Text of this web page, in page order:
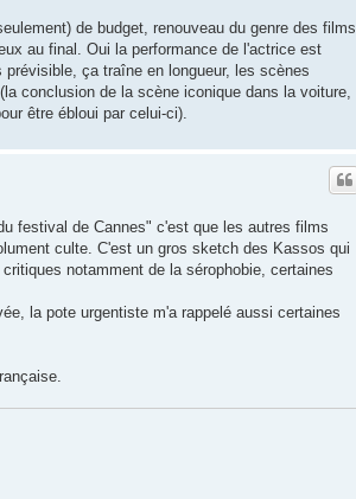
de budget, renouveau du genre des films
au final. Oui la performance de l'actrice est
ça traîne en longueur, les scènes
conclusion de la scène iconique dans la voiture,
être ébloui par celui-ci).
festival de Cannes" c'est que les autres films
culte. C'est un gros sketch des Kassos qui
notamment de la sérophobie, certaines
la pote urgentiste m'a rappelé aussi certaines